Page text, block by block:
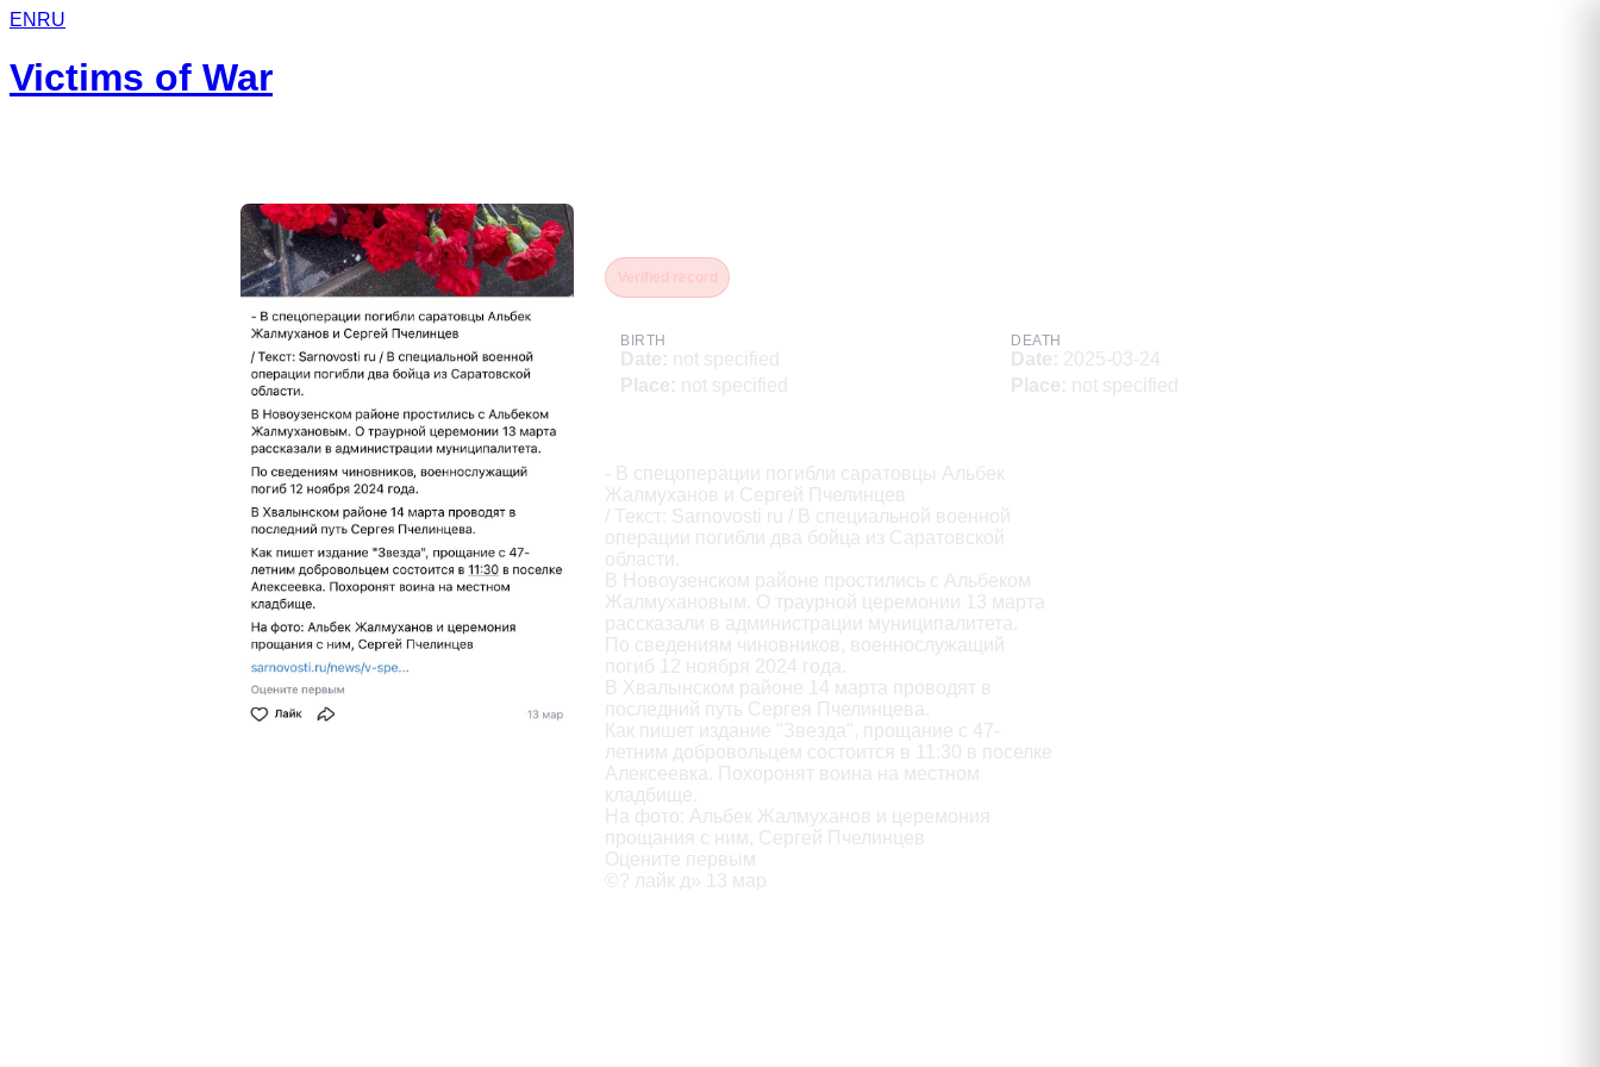
EN RU
Victims of War
BIRTH
Date: not specified
Place: not specified
DEATH
Date: 2025-03-24
Place: not specified
- В спецоперации погибли саратовцы Альбек
Жалмуханов и Сергей Пчелинцев
/ Текст: Sarnovosti ru / В специальной военной
операции погибли два бойца из Саратовской
области.
В Новоузенском районе простились с Альбеком
Жалмухановым. О траурной церемонии 13 марта
рассказали в администрации муниципалитета.
По сведениям чиновников, военнослужащий
погиб 12 ноября 2024 года.
В Хвалынском районе 14 марта проводят в
последний путь Сергея Пчелинцева.
Как пишет издание "Звезда", прощание с 47-
летним добровольцем состоится в 11:30 в поселке
Алексеевка. Похоронят воина на местном
кладбище.
На фото: Альбек Жалмуханов и церемония
прощания с ним, Сергей Пчелинцев
Оцените первым
©? лайк д» 13 мар